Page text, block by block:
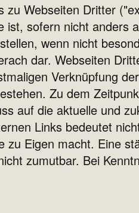
Webseiten Dritter
ist, sofern nicht anders
wenn nicht
dar. Webseiten
Verknüpfung
Zu dem
auf die aktuelle und
Links bedeutet
zu Eigen macht. Eine
zumutbar. Bei